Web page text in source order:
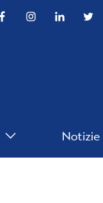
FacebookInstagramLinkedin
Notizie